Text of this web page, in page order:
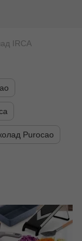
IRCA
Purocao